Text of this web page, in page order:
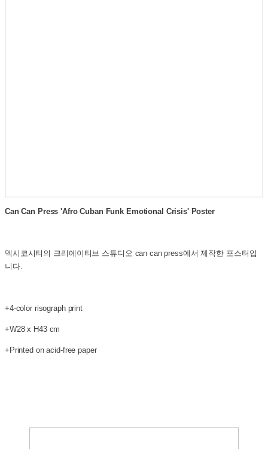
Can Can Press 'Afro Cuban Funk Emotional Crisis' Poster
멕시코시티의 크리에이티브 스튜디오 can can press에서 제작한 포스터입
니다.
+4-color risograph print
+W28 x H43 cm
+Printed on acid-free paper